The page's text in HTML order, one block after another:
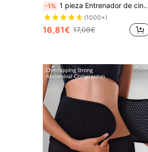
-1% 1 pieza Entrenador de cintura para mujer, color rosa, moldeador de Body para mujer, ropa moldeadora, parte superior de ropa deportiva, ropa moldeadora, para uso diario
(1000+)
16,81€ 17,08€